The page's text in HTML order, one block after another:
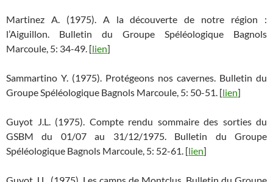
Martinez A. (1975). A la découverte de notre région :
l’Aiguillon. Bulletin du Groupe Spéléologique Bagnols
Marcoule, 5: 34-49. [lien]
Sammartino Y. (1975). Protégeons nos cavernes. Bulletin du
Groupe Spéléologique Bagnols Marcoule, 5: 50-51. [lien]
Guyot J.L. (1975). Compte rendu sommaire des sorties du
GSBM du 01/07 au 31/12/1975. Bulletin du Groupe
Spéléologique Bagnols Marcoule, 5: 52-61. [lien]